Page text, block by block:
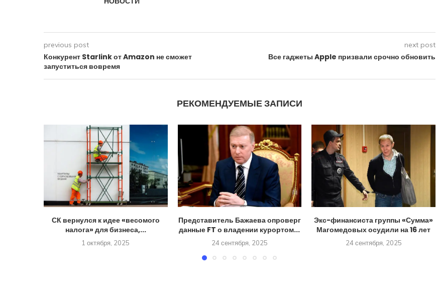
previous post
Конкурент Starlink от Amazon не сможет
запуститься вовремя
next post
Все гаджеты Apple призвали срочно обновить
РЕКОМЕНДУЕМЫЕ ЗАПИСИ
СК вернулся к идее «весомого
налога» для бизнеса,...
1 октября, 2025
Представитель Бажаева опроверг
данные FT о владении курортом...
24 сентября, 2025
Экс-финансиста группы «Сумма»
Магомедовых осудили на 16 лет
24 сентября, 2025